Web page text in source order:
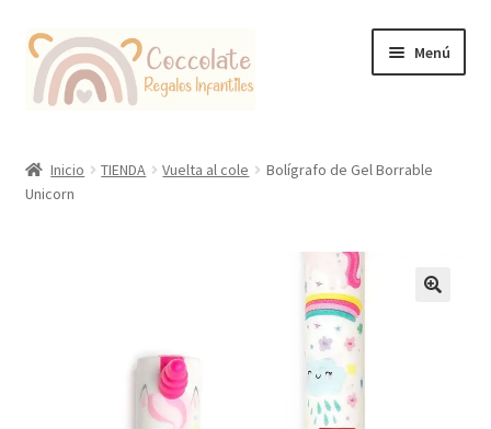
Ir
la
Ir
contenido
Menú
Coccolate Puericultura y Juguetería Educativa
Inicio TIENDA Vuelta al cole
Bolígrafo de Gel Borrable
Unicorn